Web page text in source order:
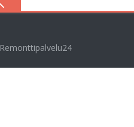
Remonttipalvelu24